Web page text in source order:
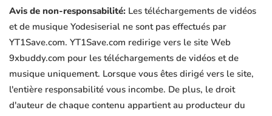
Avis de non-responsabilité: Les téléchargements de vidéos
et de musique Yodesiserial ne sont pas effectués par
YT1Save.com. YT1Save.com redirige vers le site Web
9xbuddy.com pour les téléchargements de vidéos et de
musique uniquement. Lorsque vous êtes dirigé vers le site,
l'entière responsabilité vous incombe. De plus, le droit
d'auteur de chaque contenu appartient au producteur du